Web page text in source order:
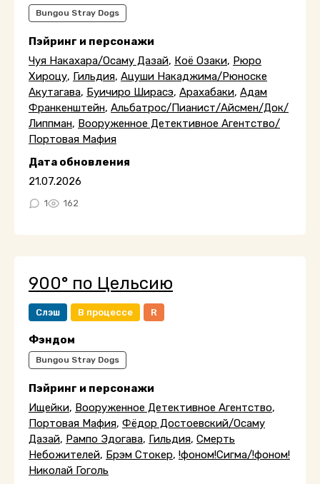
Bungou Stray Dogs
Пэйринг и персонажи
Чуя Накахара/Осаму Дазай, Коё Озаки, Рюро
Хироцу, Гильдия, Ацуши Накаджима/Рюноске
Акутагава, Буичиро Ширасэ, Арахабаки, Адам
Франкенштейн, Альбатрос/Пианист/Айсмен/Док/
Липпман, Вооруженное Детективное Агентство/
Портовая Мафия
Дата обновления
21.07.2026
1 162
900° по Цельсию
Слэш В процессе R
Фэндом
Bungou Stray Dogs
Пэйринг и персонажи
Ищейки, Вооруженное Детективное Агентство,
Портовая Мафия, Фёдор Достоевский/Осаму
Дазай, Рампо Эдогава, Гильдия, Смерть
Небожителей, Брэм Стокер, !фоном!Сигма/!фоном!
Николай Гоголь